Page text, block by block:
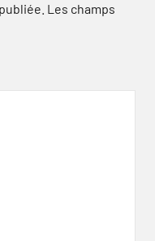
Les champs